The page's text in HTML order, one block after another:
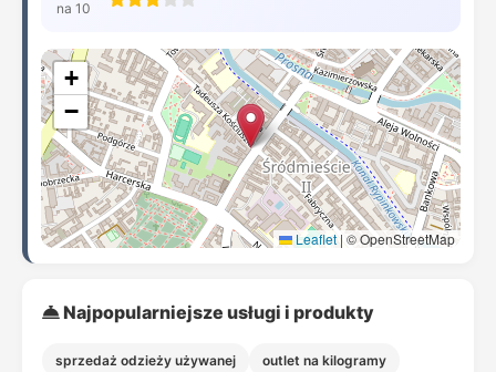
na 10
+
−
Leaflet | © OpenStreetMap
Najpopularniejsze usługi i produkty
sprzedaż odzieży używanej outlet na kilogramy